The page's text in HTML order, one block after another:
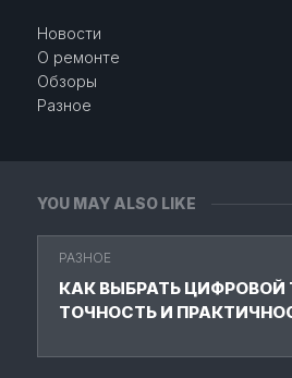
YOU MAY ALSO LIKE
РАЗНОЕ
КАК ВЫБРАТЬ ЦИФРОВОЙ
ТОЧНОСТЬ И
Новости
О ремонте
Обзоры
Разное